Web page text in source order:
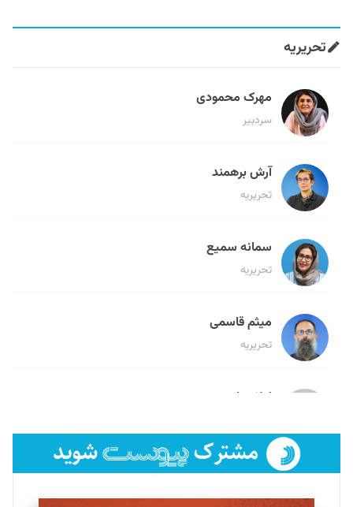
تحریریه
مهرک محمودی
سردبیر
آرش برهمند
تحریریه
سمانه سمیع
تحریریه
میثم قاسمی
تحریریه
لیلا حنارود
فائزه فتحی رستمی
تحریریه